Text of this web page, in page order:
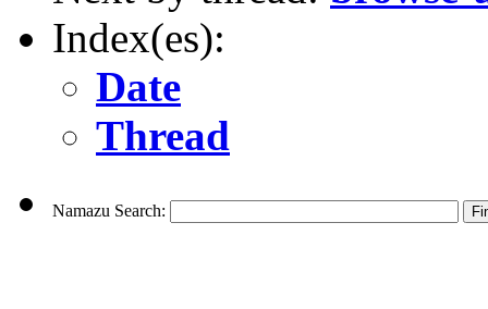
Index(es):
Date
Thread
Namazu Search: